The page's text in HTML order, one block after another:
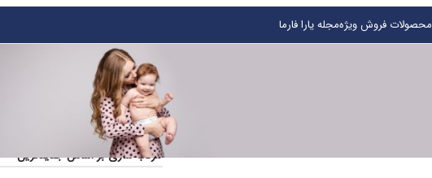
محصولات فروش ویژهمجله یارا فارما